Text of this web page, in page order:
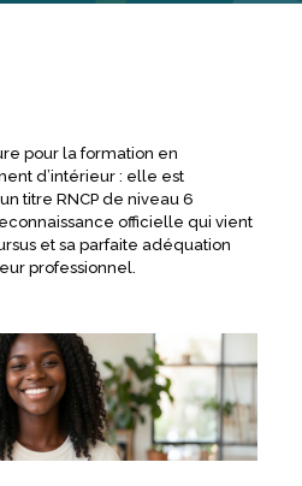
pour la formation en
d’intérieur : elle est
titre RNCP de niveau 6
officielle qui vient
et sa parfaite adéquation
professionnel.